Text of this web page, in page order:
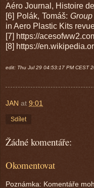
Aéro Journal, Histoire
[6] Polák, Tomáš:
in Aero Plastic Kits
[7] https://
[8] https://
edit: Thu Jul 29 04:53:17 PM CEST
JAN at 9:01
Sdílet
Žádné komentáře:
Okomentovat
Poznámka: Komentáře